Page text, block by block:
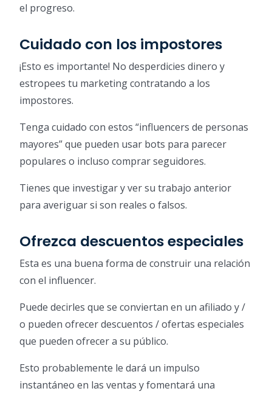
el progreso.
Cuidado con los impostores
¡Esto es importante! No desperdicies dinero y
estropees tu marketing contratando a los
impostores.
Tenga cuidado con estos “influencers de personas
mayores” que pueden usar bots para parecer
populares o incluso comprar seguidores.
Tienes que investigar y ver su trabajo anterior
para averiguar si son reales o falsos.
Ofrezca descuentos especiales
Esta es una buena forma de construir una relación
con el influencer.
Puede decirles que se conviertan en un afiliado y /
o pueden ofrecer descuentos / ofertas especiales
que pueden ofrecer a su público.
Esto probablemente le dará un impulso
instantáneo en las ventas y fomentará una